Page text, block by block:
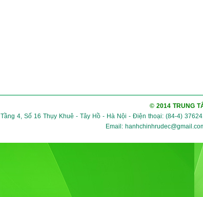
© 2014 TRUNG
Tầng 4, Số 16 Thụy Khuê - Tây Hồ - Hà Nội - Điện thoại: (84-4)
Email: